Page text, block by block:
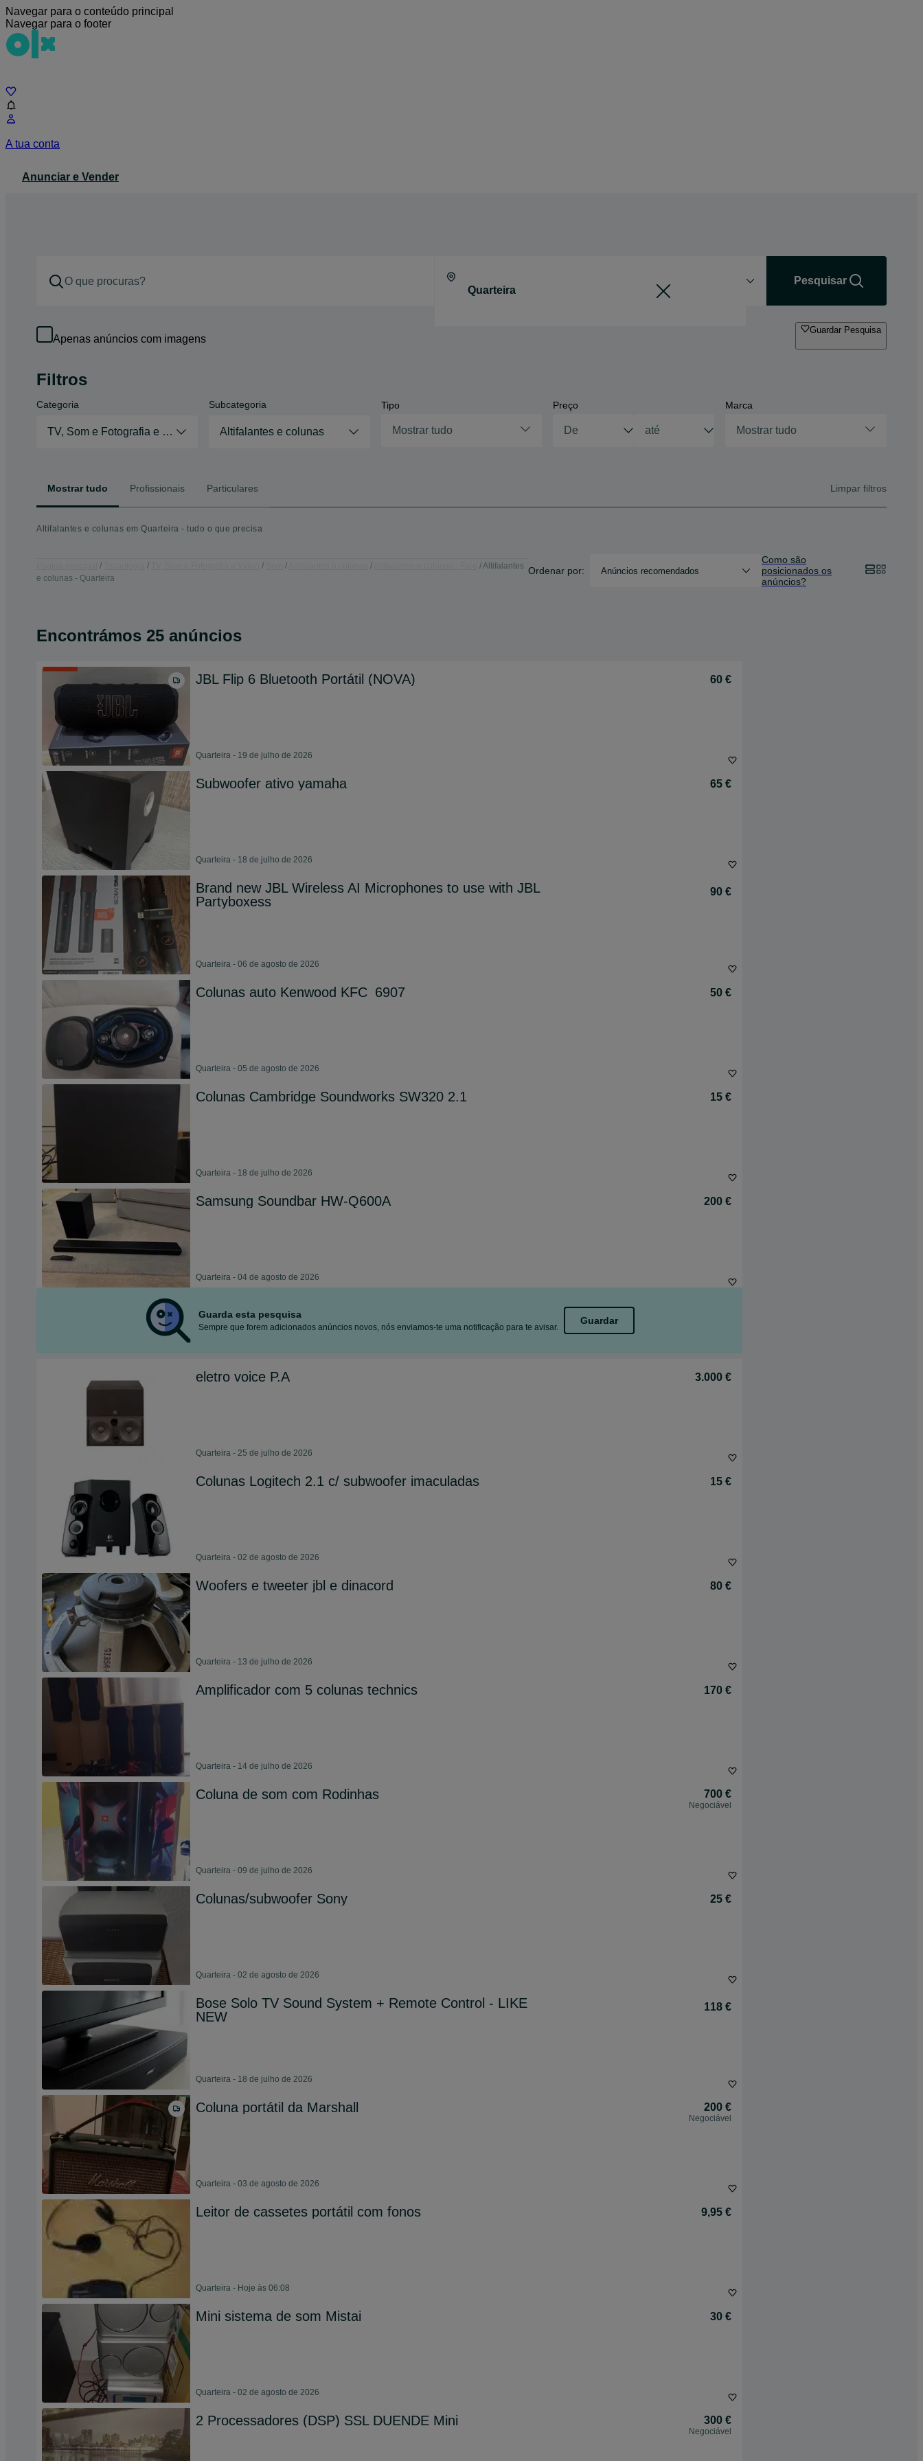
Navegar para o conteúdo principal
Navegar para o footer
A tua conta
Anunciar e Vender
Pesquisar
Apenas anúncios com imagens
Guardar Pesquisa
Filtros
Categoria
TV, Som e Fotografia e Vídeo
Subcategoria
Altifalantes e colunas
Tipo
Mostrar tudo
Preço Marca
Mostrar tudo
Mostrar tudo Profissionais Particulares Limpar filtros
Altifalantes e colunas em Quarteira - tudo o que precisa
Altifalantes
e colunas - Quarteira
Ordenar por: Anúncios recomendados
Como são
posicionados os
anúncios?
Encontrámos 25 anúncios
JBL Flip 6 Bluetooth Portátil (NOVA) 60 €
Quarteira - 19 de julho de 2026
Subwoofer ativo yamaha 65 €
Quarteira - 18 de julho de 2026
Brand new JBL Wireless AI Microphones to use with JBL
Partyboxess
90 €
Quarteira - 06 de agosto de 2026
Colunas auto Kenwood KFC_6907 50 €
Quarteira - 05 de agosto de 2026
Colunas Cambridge Soundworks SW320 2.1 15 €
Quarteira - 18 de julho de 2026
Samsung Soundbar HW-Q600A 200 €
Quarteira - 04 de agosto de 2026
Guarda esta pesquisa
Sempre que forem adicionados anúncios novos, nós enviamos-te uma notificação para te avisar.
Guardar
eletro voice P.A 3.000 €
Quarteira - 25 de julho de 2026
Colunas Logitech 2.1 c/ subwoofer imaculadas 15 €
Quarteira - 02 de agosto de 2026
Woofers e tweeter jbl e dinacord 80 €
Quarteira - 13 de julho de 2026
Amplificador com 5 colunas technics 170 €
Quarteira - 14 de julho de 2026
Coluna de som com Rodinhas 700 €
Negociável
Quarteira - 09 de julho de 2026
Colunas/subwoofer Sony 25 €
Quarteira - 02 de agosto de 2026
Bose Solo TV Sound System + Remote Control - LIKE
NEW
118 €
Quarteira - 18 de julho de 2026
Coluna portátil da Marshall 200 €
Negociável
Quarteira - 03 de agosto de 2026
Leitor de cassetes portátil com fonos 9,95 €
Quarteira - Hoje às 06:08
Mini sistema de som Mistai 30 €
Quarteira - 02 de agosto de 2026
2 Processadores (DSP) SSL DUENDE Mini 300 €
Negociável